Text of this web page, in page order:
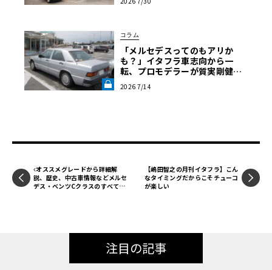
実際にはスピニングガレージさんでは、購入が決まった後
底的にチェックし、整備の内容を決めています。「全部お
まかせ。バリッと仕上げたい」という人もいれば「予算に
限りがあるから最小限で」という人もいるでしょう。そん
な要望とプロの視点をすり合わせて、クルマを作り込んで
いくのです。
のがしっくり来そうです。
そんなわけで、私のゴルフIIもリフトアップ。メカの中西さ
「ATは少しオイルが滲んでいます。取りあえずは添加剤を
入れて様子を見ましょうか」
を選ぶ理由〈PR〉
コラム
「メルセデスってのもアリか
も？」イタフラ車志向から一
転、プロモデラーが質実剛健な
ルセデス190E日記】第8回《LE
2026 7/14
オススメグレードから詳細解
説、歴史、中古車情報などメルセ
デス・ベンツCクラスのすべてが
【嶋田智之の月刊イタフラ】こん
なタイミングだからこそチューコ
が楽しい
注目の記事